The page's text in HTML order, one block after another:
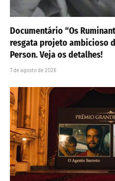
Documentário “Os
resgata projeto ambicioso
Person. Veja os detalhes!
7 de agosto de 2026